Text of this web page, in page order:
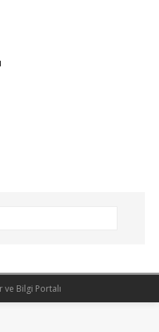
ve Bilgi Portalı